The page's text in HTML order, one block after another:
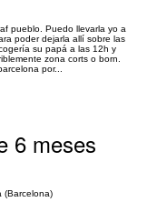
pueblo. Puedo llevarla yo a
poder dejarla allí sobre las
su papá a las 12h y
zona corts o born.
por...
6 meses
(Barcelona)